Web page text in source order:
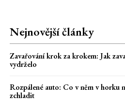
Nejnovější články
Zavařování krok za krokem: Jak
vydrželo
Rozpálené auto: Co v něm v horku
zchladit